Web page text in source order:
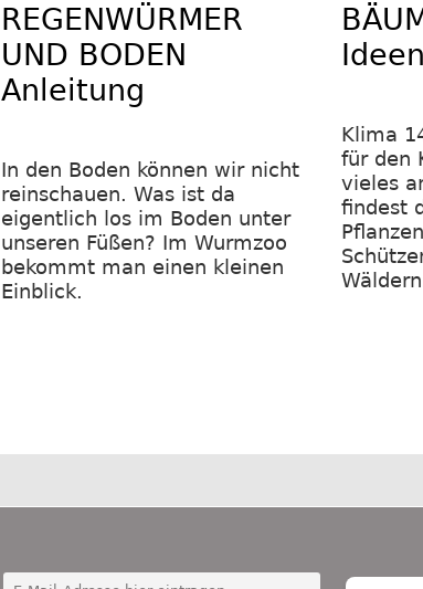
REGENWÜRMER
UND BODEN
Anleitung
In den Boden können wir nicht
reinschauen. Was ist da
eigentlich los im Boden unter
unseren Füßen? Im Wurmzoo
bekommt man einen kleinen
Einblick.
Klima
für den
vieles
findest